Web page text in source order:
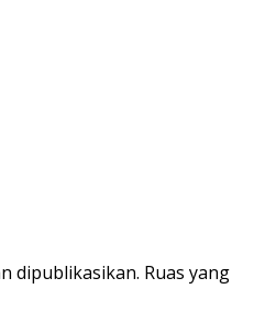
dipublikasikan. Ruas yang